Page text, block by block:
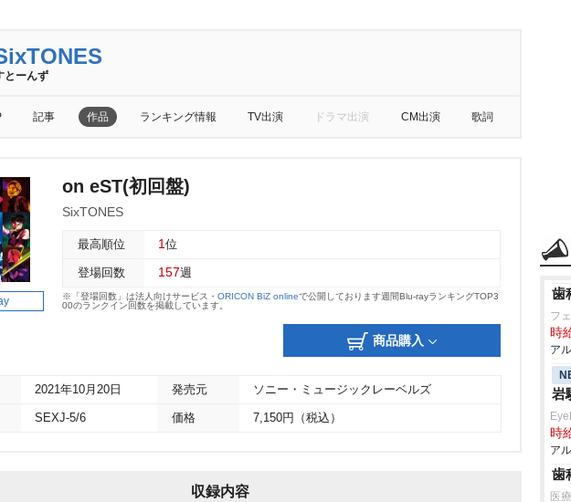
とーんず
記事 作品 ランキング情報 TV出演 ドラマ出演 CM出演 歌詞
on eST(初回盤)
SixTONES
最高順位 1 位
登場回数 157週
※「登場回数」は法人向けサービス・ ORICON BiZ onlineで公開しております週間Blu-rayランキングTOP3
00のランクイン回数を掲載しています。
商品購入
2021年10月20日 発売元 ソニー・ミュージックレーベルズ
SEXJ-5/6 価格 7,150円（税込）
収録内容
歯
フ
時
ア
時
ア
歯
医